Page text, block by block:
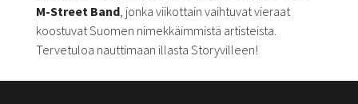
M-Street Band, jonka viikottain vaihtuvat vieraat
koostuvat Suomen nimekkäimmistä artisteista.
Tervetuloa nauttimaan illasta Storyvilleen!